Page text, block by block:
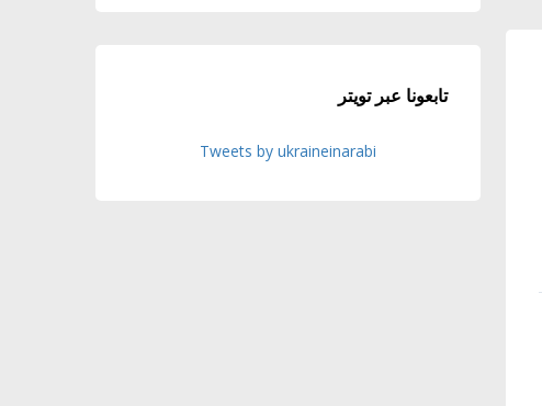
تابعونا عبر تويتر
Tweets by ukraineinarabi